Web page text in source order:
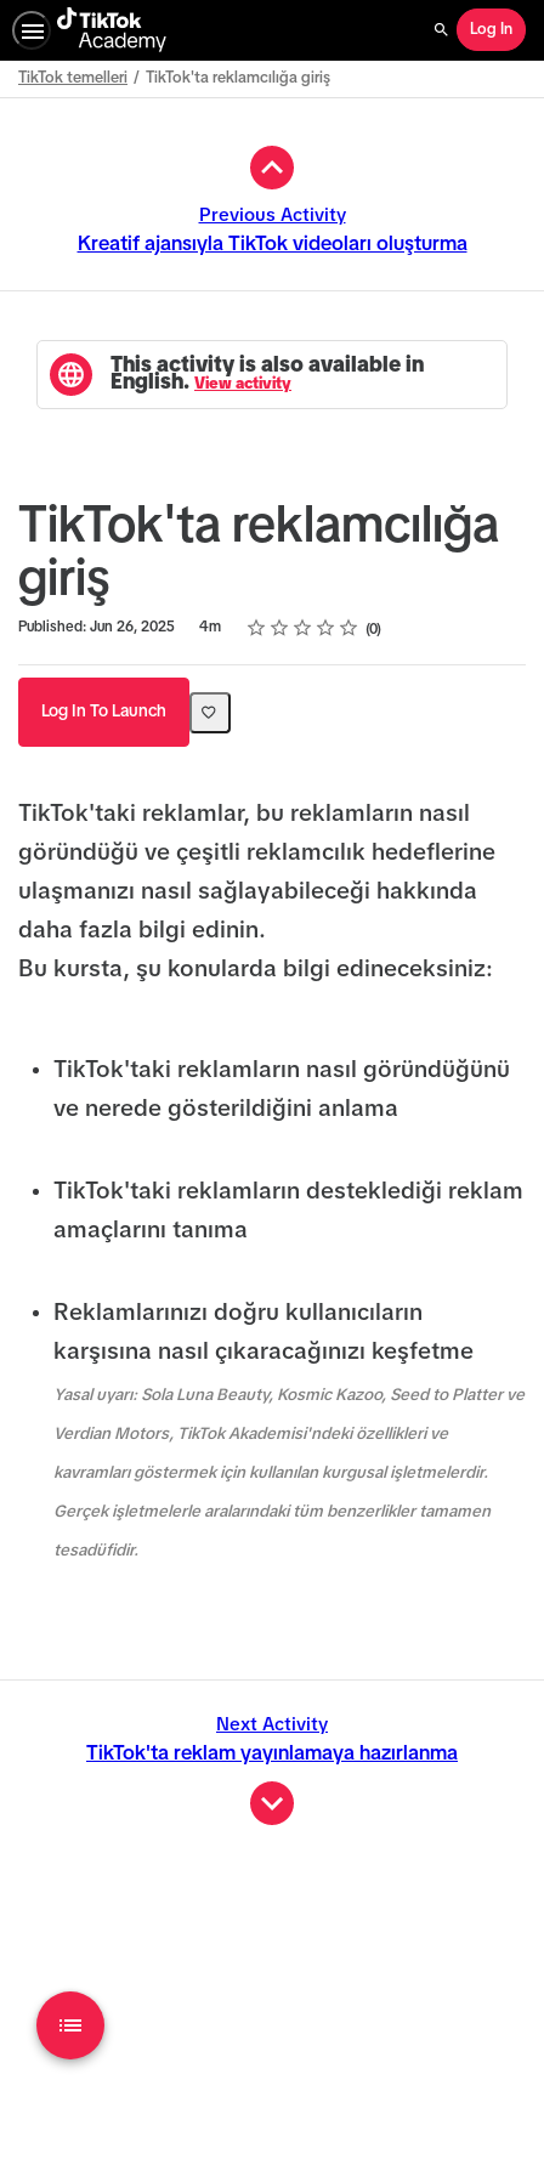
Search
Log In
TikTok temelleri TikTok'ta reklamcılığa giriş
Previous Activity
Kreatif ajansıyla TikTok videoları oluşturma
This activity is also available in
English. View activity
TikTok'ta reklamcılığa
giriş
Published: Jun 26, 2025
Duration 4m Rating
1 star
2 stars
3 stars
4 stars
5 stars
Average rating: 0 0
No reviews
Log In To Launch
TikTok'taki reklamlar, bu reklamların nasıl
göründüğü ve çeşitli reklamcılık hedeflerine
ulaşmanızı nasıl sağlayabileceği hakkında
daha fazla bilgi edinin.
Bu kursta, şu konularda bilgi edineceksiniz:
TikTok'taki reklamların nasıl göründüğünü
ve nerede gösterildiğini anlama
TikTok'taki reklamların desteklediği reklam
amaçlarını tanıma
Reklamlarınızı doğru kullanıcıların
karşısına nasıl çıkaracağınızı keşfetme
Yasal uyarı: Sola Luna Beauty, Kosmic Kazoo, Seed to Platter ve
Verdian Motors, TikTok Akademisi'ndeki özellikleri ve
kavramları göstermek için kullanılan kurgusal işletmelerdir.
Gerçek işletmelerle aralarındaki tüm benzerlikler tamamen
tesadüfidir.
Next Activity
TikTok'ta reklam yayınlamaya hazırlanma